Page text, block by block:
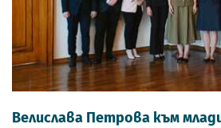
Велислава Петрова към